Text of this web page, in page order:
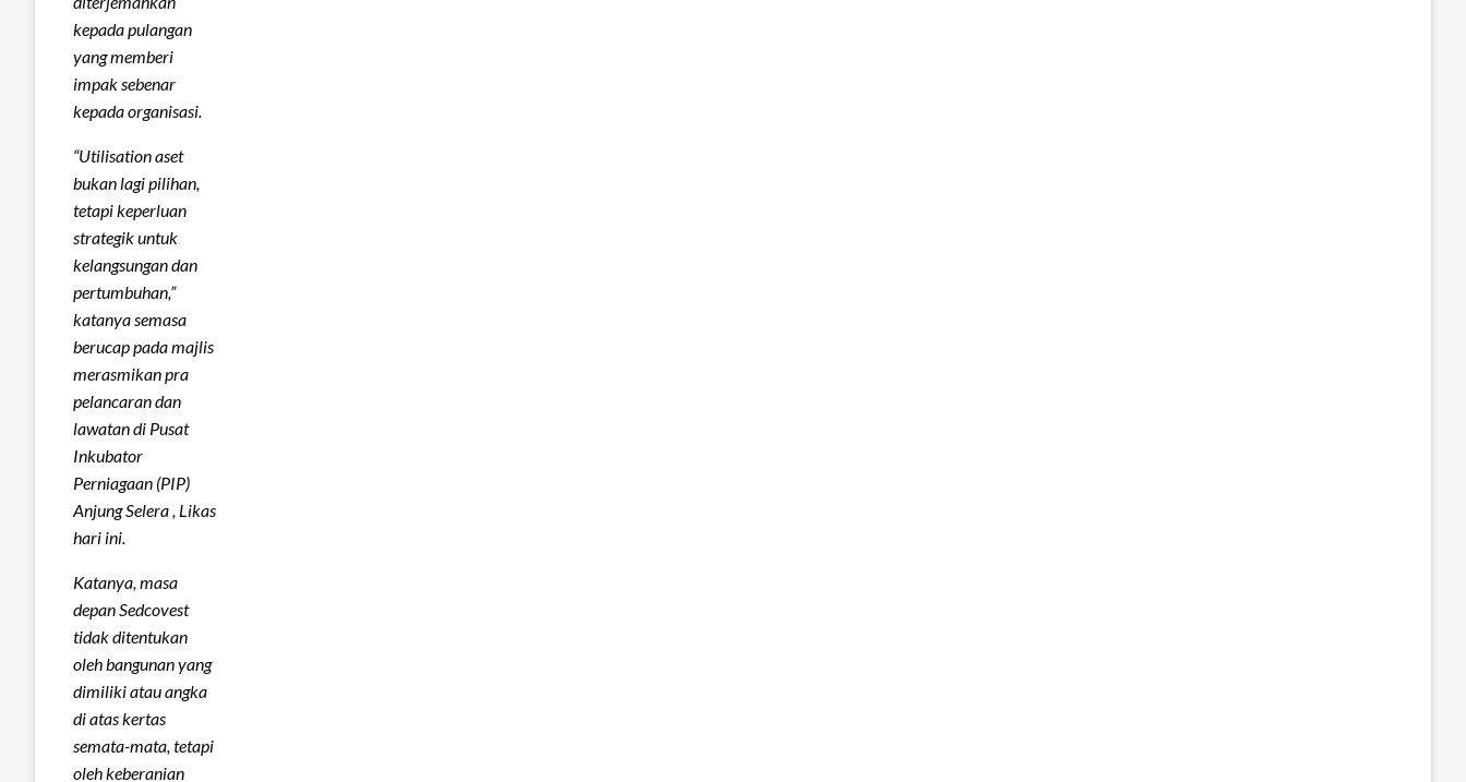
kepada pulangan
yang memberi
impak sebenar
kepada organisasi.
“Utilisation aset
bukan lagi pilihan,
tetapi keperluan
strategik untuk
kelangsungan dan
pertumbuhan,”
katanya semasa
berucap pada majlis
merasmikan pra
pelancaran dan
lawatan di Pusat
Inkubator
Perniagaan (PIP)
Anjung Selera , Likas
hari ini.
Katanya, masa
depan Sedcovest
tidak ditentukan
oleh bangunan yang
dimiliki atau angka
di atas kertas
semata-mata, tetapi
oleh keberanian